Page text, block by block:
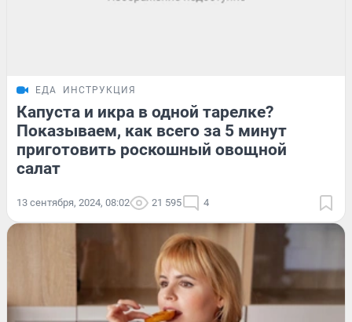
ЕДА ИНСТРУКЦИЯ
Капуста и икра в одной тарелке?
Показываем, как всего за 5 минут
приготовить роскошный овощной
салат
13 сентября, 2024, 08:02 21 595 4